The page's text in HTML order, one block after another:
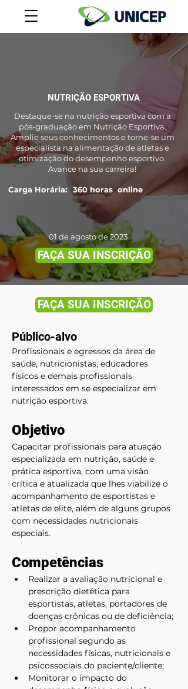
NUTRIÇÃO ESPORTIVA
Destaque-se na nutrição esportiva com a
pós-graduação em Nutrição Esportiva.
Amplie seus conhecimentos e torne-se um
especialista na alimentação de atletas e
otimização do desempenho esportivo.
Avance na sua carreira!
Carga Horária: 360 horas online
01 de agosto de 2023
FAÇA SUA INSCRIÇÃO
FAÇA SUA INSCRIÇÃO
Público-alvo
Profissionais e egressos da área de
saúde, nutricionistas, educadores
físicos e demais profissionais
interessados em se especializar em
nutrição esportiva.
Objetivo
Capacitar profissionais para atuação
especializada em nutrição, saúde e
prática esportiva, com uma visão
crítica e atualizada que lhes viabilize o
acompanhamento de esportistas e
atletas de elite, além de alguns grupos
com necessidades nutricionais
especiais.
Competências
Realizar a avaliação nutricional e
prescrição dietética para
esportistas, atletas, portadores de
doenças crônicas ou de deficiência;
Propor acompanhamento
profissional segundo as
necessidades físicas, nutricionais e
psicossociais do paciente/cliente;
Monitorar o impacto do